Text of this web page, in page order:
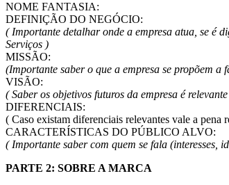
NOME FANTASIA:
DEFINIÇÃO DO NEGÓCIO:
( Importante detalhar onde a empresa atua, se é
Serviços )
MISSÃO:
(Importante saber o que a empresa se propõem a
VISÃO:
( Saber os objetivos futuros da empresa é
DIFERENCIAIS:
( Caso existam diferenciais relevantes vale a pena
CARACTERÍSTICAS DO PÚBLICO ALVO:
( Importante saber com quem se fala (interesses,
PARTE 2: SOBRE A MARCA